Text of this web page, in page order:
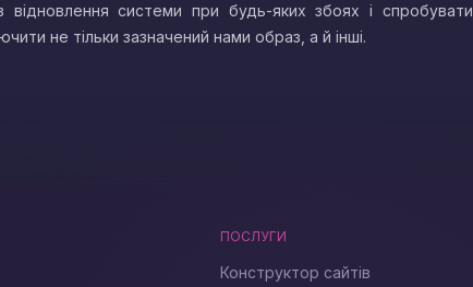
системи при будь-яких збоях і спробувати
не тільки зазначений нами образ, а й інші.
ПОСЛУГИ
Конструктор сайтів